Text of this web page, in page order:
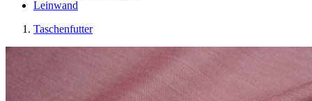
Leinwand
Taschenfutter